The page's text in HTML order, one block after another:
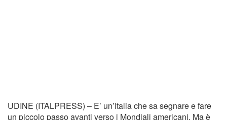
UDINE (ITALPRESS) – E’ un’Italia che sa segnare e fare
un piccolo passo avanti verso i Mondiali americani. Ma è